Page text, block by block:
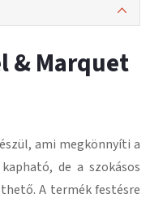
& Marquet
ami megkönnyíti a
de a szokásos
A termék festésre